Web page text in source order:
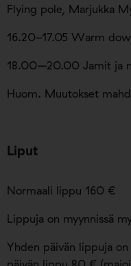
Flying pole, Marjukka
16.20-17.05 Warm
18.00–20.00 Jamit ja
Huom. Muutokset
Liput
Normaali lippu 160 €
Lippuja on myynnissä
Yhden päivän lippuja